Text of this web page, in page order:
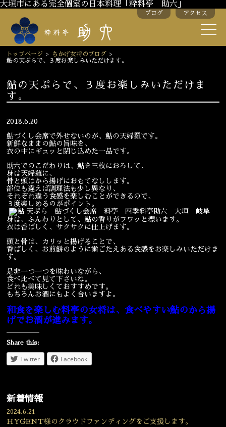
大垣市にある完全個室の日本料理「粋料亭 助六」
ブログ アクセス
トップページ > ちかげ女将のブログ >
鮎の天ぷらで、３度お楽しみいただけます。
鮎の天ぷらで、３度お楽しみいただけま
す。
2018.6.20
鮎づくし会席で外せないのが、鮎の天婦羅です。
新鮮なままの鮎の旨味を、
衣の中にギュッと閉じ込めた一品です。
助六でのこだわりは、鮎を三枚におろして、
身は天婦羅に、
骨と頭はから揚げにおもてなしします。
部位も違えば調理法も少し異なり、
それぞれ違う食感を楽しむことができるので、
３度楽しめるのがポイント。
身は、ふんわりとして、鮎の香りがフワッと漂います。
衣は香ばしく、サクサクに仕上げます。
頭と骨は、カリッと揚げることで、
香ばしく、お煎餅のように歯ごたえある食感をお楽しみいただけま
す。
是非一つ一つを味わいながら、
食べ比べて見て下さいね。
どれも美味しくておすすめです。
もちろんお酒にもよく合いますよ。
和食を楽しむ料亭の女将は、食べやすい鮎のから揚
げでお酒が進みます。
Share this:
Twitter Facebook
新着情報
2024.6.21
HYGENT様のクラウドファンディングをご支援します。
スタッフ紹介
季節のお料理 お弁当
お飲み物
お部屋のご紹介 会議・舞台のご利用
結婚式・披露宴
ご接待 法要
慶事 お顔合わせ
宴会